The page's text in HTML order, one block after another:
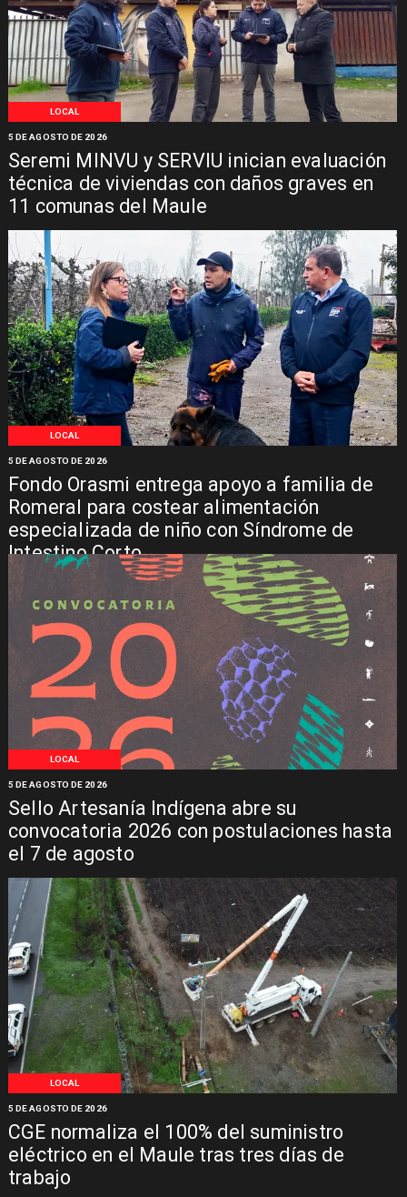
LOCAL
Seremi MINVU y SERVIU inician evaluación
técnica de viviendas con daños graves en
11 comunas del Maule
5 DE AGOSTO DE 2026
LOCAL
Fondo Orasmi entrega apoyo a familia de
Romeral para costear alimentación
especializada de niño con Síndrome de
Intestino Corto
5 DE AGOSTO DE 2026
LOCAL
Sello Artesanía Indígena abre su
convocatoria 2026 con postulaciones hasta
el 7 de agosto
5 DE AGOSTO DE 2026
LOCAL
CGE normaliza el 100% del suministro
eléctrico en el Maule tras tres días de
trabajo
5 DE AGOSTO DE 2026